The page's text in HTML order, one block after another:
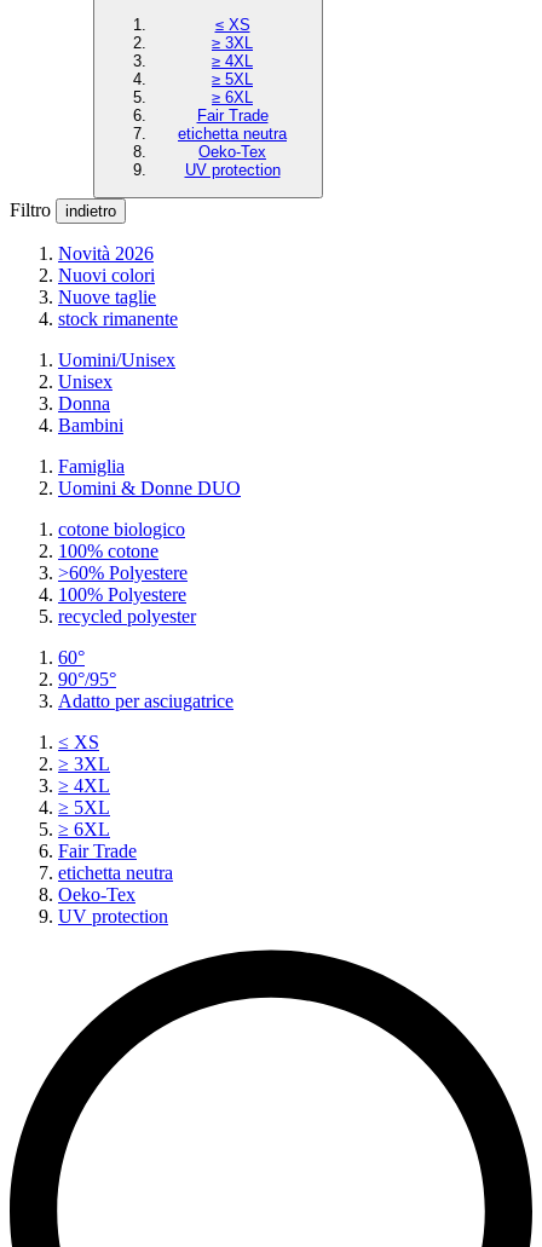
≤ XS
≥ 3XL
≥ 4XL
≥ 5XL
≥ 6XL
Fair Trade
etichetta neutra
Oeko-Tex
UV protection
Filtro indietro
Novità 2026
Nuovi colori
Nuove taglie
stock rimanente
Uomini/Unisex
Unisex
Donna
Bambini
Famiglia
Uomini & Donne DUO
cotone biologico
100% cotone
>60% Polyestere
100% Polyestere
recycled polyester
60°
90°/95°
Adatto per asciugatrice
≤ XS
≥ 3XL
≥ 4XL
≥ 5XL
≥ 6XL
Fair Trade
etichetta neutra
Oeko-Tex
UV protection